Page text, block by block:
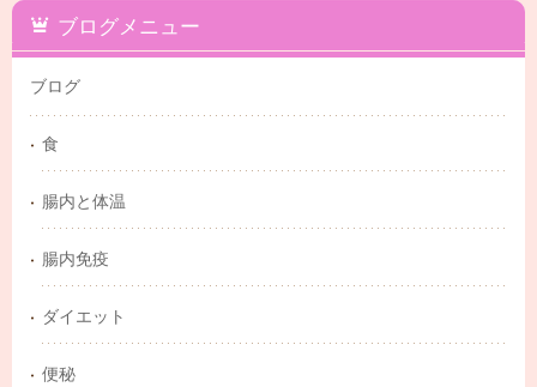
ブログメニュー
ブログ
食
腸内と体温
腸内免疫
ダイエット
便秘